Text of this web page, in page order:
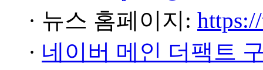
· 뉴스 홈페이지:
· 네이버 메인 더팩트